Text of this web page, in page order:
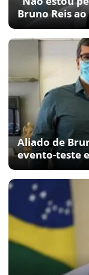
Bruno Reis
Aliado de
evento-teste